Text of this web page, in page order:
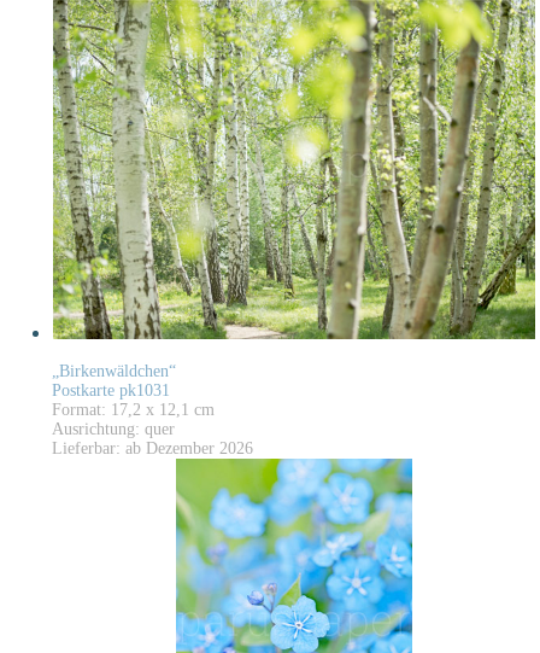
„Birkenwäldchen“
Postkarte pk1031
Format: 17,2 x 12,1 cm
Ausrichtung: quer
Lieferbar: ab Dezember 2026